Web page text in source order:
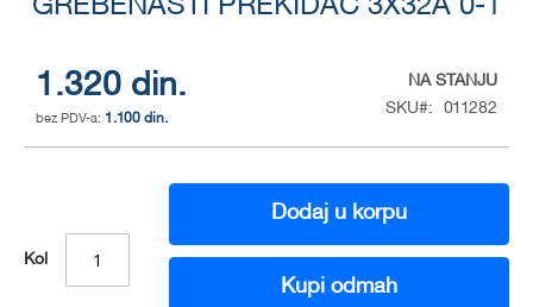
GREBENASTI PREKIDAC 3X32A 0-1
1.320 din.
1.100 din.
NA STANJU
SKU
011282
Kol
Dodaj u korpu
Kupi odmah
of
the
images
gallery